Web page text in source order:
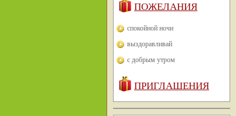
ПОЖЕЛАНИЯ
спокойной ночи
выздоравливай
с добрым утром
ПРИГЛАШЕНИЯ